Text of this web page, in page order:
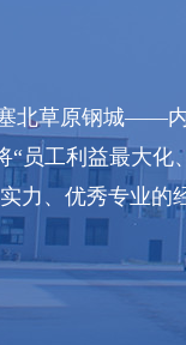
北草原钢城——内
“员工利益最大化
力、优秀专业的